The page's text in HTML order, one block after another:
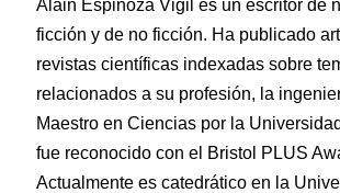
Alain Espinoza Vigil es un escritor de
ficción y de no ficción. Ha publicado
revistas científicas indexadas sobre
relacionados a su profesión, la
Maestro en Ciencias por la
fue reconocido con el Bristol PLUS
Actualmente es catedrático en la